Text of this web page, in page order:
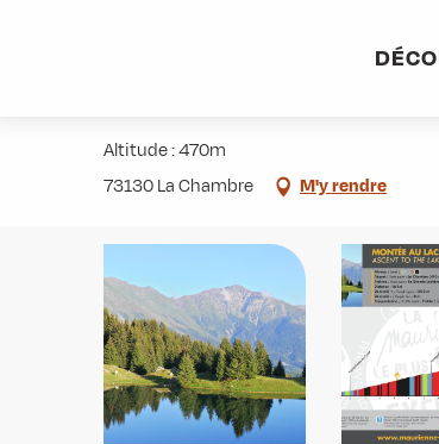
Altitude : 470m
73130 La Chambre
M'y rendre